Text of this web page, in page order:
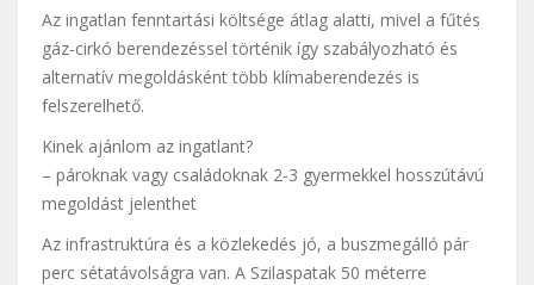
Az ingatlan fenntartási költsége átlag alatti, mivel a fűtés
gáz-cirkó berendezéssel történik így szabályozható és
alternatív megoldásként több klímaberendezés is
felszerelhető.
Kinek ajánlom az ingatlant?
– pároknak vagy családoknak 2-3 gyermekkel hosszútávú
megoldást jelenthet
Az infrastruktúra és a közlekedés jó, a buszmegálló pár
perc sétatávolságra van. A Szilaspatak 50 méterre